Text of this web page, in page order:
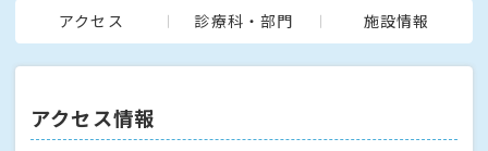
アクセス 診療科・部門 施設情報
アクセス情報